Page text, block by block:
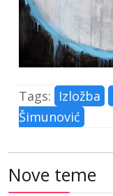
Tags: Izložba
Šimunović
Nove teme